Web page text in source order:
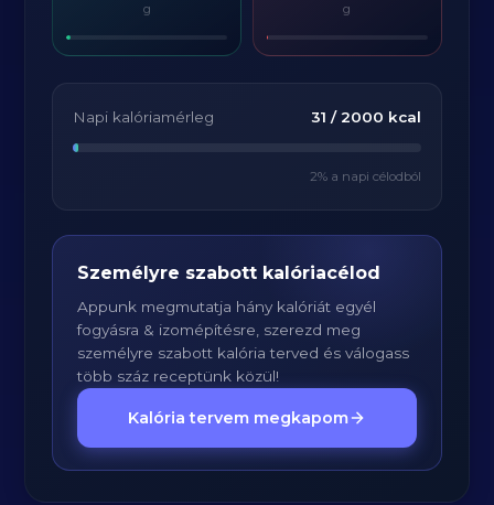
g g
Napi kalóriamérleg 31 / 2000 kcal
2% a napi célodból
Személyre szabott kalóriacélod
Appunk megmutatja hány kalóriát egyél
fogyásra & izomépítésre, szerezd meg
személyre szabott kalória terved és válogass
több száz receptünk közül!
Kalória tervem megkapom